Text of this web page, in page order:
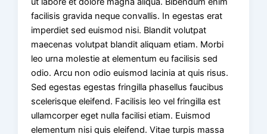
facilisis gravida neque convallis. In egestas erat
imperdiet sed euismod nisi. Blandit volutpat
maecenas volutpat blandit aliquam etiam. Morbi
leo urna molestie at elementum eu facilisis sed
odio. Arcu non odio euismod lacinia at quis risus.
Sed egestas egestas fringilla phasellus faucibus
scelerisque eleifend. Facilisis leo vel fringilla est
ullamcorper eget nulla facilisi etiam. Euismod
elementum nisi quis eleifend. Vitae turpis massa